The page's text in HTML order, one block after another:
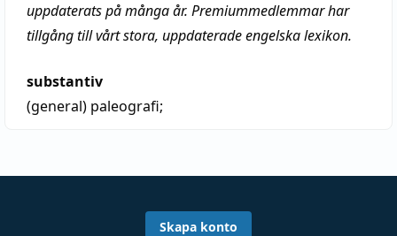
uppdaterats på många år. Premiummedlemmar har
tillgång till vårt stora, uppdaterade engelska lexikon.
substantiv
(general) paleografi;
Skapa konto